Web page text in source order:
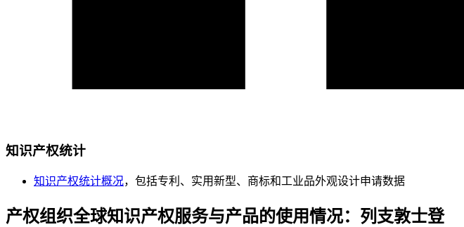
知识产权统计
知识产权统计概况，包括专利、实用新型、商标和工业品外观设计申请数据
产权组织全球知识产权服务与产品的使用情况：列支敦士登